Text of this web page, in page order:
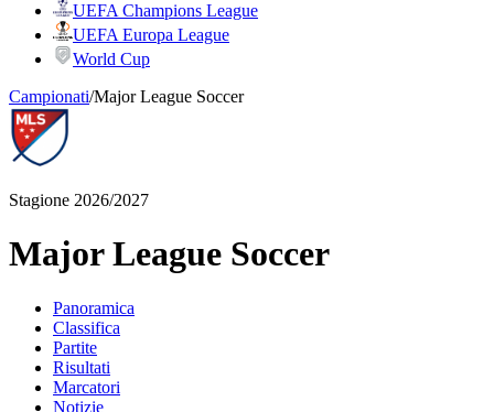
UEFA Champions League
UEFA Europa League
World Cup
Campionati/Major League Soccer
Stagione 2026/2027
Major League Soccer
Panoramica
Classifica
Partite
Risultati
Marcatori
Notizie